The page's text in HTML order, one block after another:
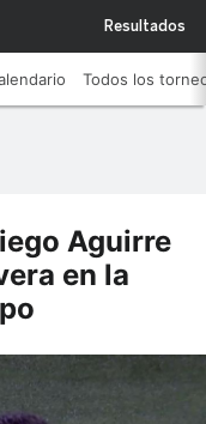
Resultados
Todos los
Aguirre
en la